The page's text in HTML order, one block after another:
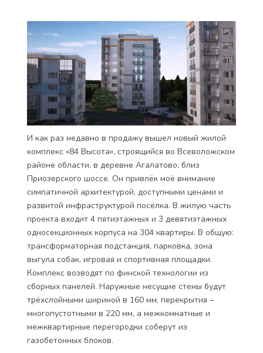
И как раз недавно в продажу вышел новый жилой
комплекс «84 Высота», строящийся во Всеволожском
районе области, в деревне Агалатово, близ
Приозерского шоссе. Он привлёк моё внимание
симпатичной архитектурой, доступными ценами и
развитой инфраструктурой посёлка. В жилую часть
проекта входит 4 пятиэтажных и 3 девятиэтажных
односекционных корпуса на 304 квартиры. В общую:
трансформаторная подстанция, парковка, зона
выгула собак, игровая и спортивная площадки.
Комплекс возводят по финской технологии из
сборных панелей. Наружные несущие стены будут
трёхслойными шириной в 160 мм, перекрытия –
многопустотными в 220 мм, а межкомнатные и
межквартирные перегородки соберут из
газобетонных блоков.